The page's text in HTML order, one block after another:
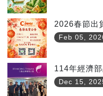
2026春節出
Feb 05,
114年經濟
Dec 15,